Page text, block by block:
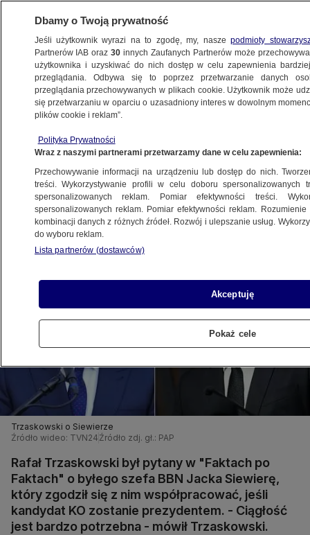
POLSKA
bardzo potrzebna
21.05.2025, 19:48
Posłuchaj artykułu
Czyta lektor AI
Trzaskowski o Siewierze
Źródło wideo: TVN24 Źródło zdj. gł.: PAP
Rafał Trzaskowski był pytany w "Faktach po
Faktach" o byłego szefa BBN Jacka Siewierę,
który zgodził się z nim współpracować, jeśli
kandydat KO zostanie prezydentem. - Ciągłość
jest bardzo potrzebna - mówił Trzaskowski.
Dbamy o Twoją prywatność
Jeśli użytkownik wyrazi na to zgodę, my, naszepodmioty
Partnerów IAB oraz30 innych Zaufanych Partnerów może
użytkownika i uzyskiwać do nich dostęp w celu zapewnienia
przeglądania. Odbywa się to poprzez przetwarzanie danych
przeglądania przechowywanych w plikach cookie. Użytkownik może
się przetwarzaniu w oparciu o uzasadniony interes w dowolnym
plików cookie i reklam”.
Polityka Prywatności
Wraz z naszymi partnerami przetwarzamy dane w celu zapewnienia:
Przechowywanie informacji na urządzeniu lub dostęp do nich.
treści. Wykorzystywanie profili w celu doboru spersonalizowanych
spersonalizowanych reklam. Pomiar efektywności treści.
spersonalizowanych reklam. Pomiar efektywności reklam.
kombinacji danych z różnych źródeł. Rozwój i ulepszanie usług.
do wyboru reklam.
Lista partnerów (dostawców)
Akceptuję
Pokaż cele